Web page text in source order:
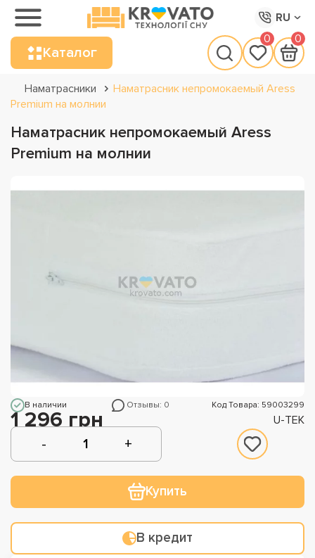
RU
Каталог
0 0
Наматрасники
Наматрасник непромокаемый Aress
Premium на молнии
Наматрасник непромокаемый Aress
Premium на молнии
В наличии Отзывы: 0 Код Товара: 59003299
1 296 грн U-TEK
Купить
В кредит